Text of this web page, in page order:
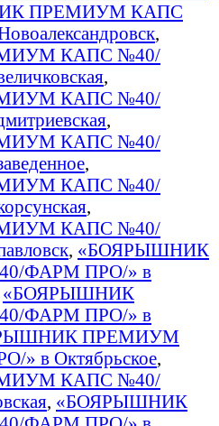
ПРЕМИУМ КАПС
,
КАПС №40/
,
КАПС №40/
,
КАПС №40/
,
КАПС №40/
,
КАПС №40/
, «БОЯРЫШНИК
ФАРМ ПРО/» в
«БОЯРЫШНИК
ФАРМ ПРО/» в
ПРЕМИУМ
в Октябрьское,
КАПС №40/
, «БОЯРЫШНИК